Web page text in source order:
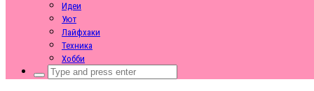
Идеи
Уют
Лайфхаки
Техника
Хобби
Search
for: